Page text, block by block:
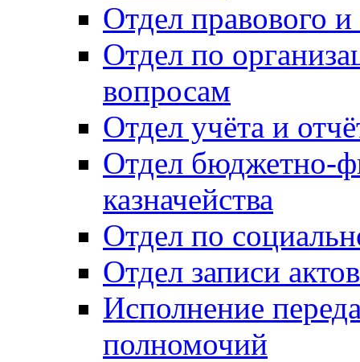
Отдел правового
Отдел по
вопросам
Отдел учёта и
Отдел бюджетно-
казначейства
Отдел по
Отдел записи
Исполнение
полномочий